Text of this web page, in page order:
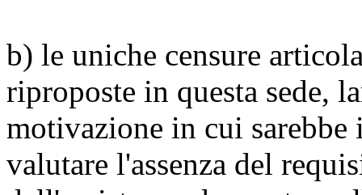
b) le uniche censure
riproposte in questa sede,
motivazione in cui
valutare l'assenza del